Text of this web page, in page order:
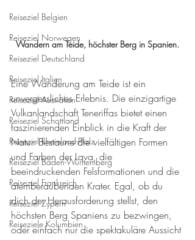
Reiseziel Belgien
Reiseziel Norwegen
Reiseziel Deutschland
Reiseziel Italien
Reiseziel Australien
Reiseziel Schottland
Reiseziel Rheinland-Pfalz
Reiseziel Baden-Württemberg
Reiseziel Frankreich
Reiseziel Zypern
Reiseziele Kolumbien
Wandern am Teide, höchster Berg in Spanien.
Eine Wanderung am Teide ist ein
unvergessliches Erlebnis. Die einzigartige
Vulkanlandschaft Teneriffas bietet einen
faszinierenden Einblick in die Kraft der
Natur. Bestaune die vielfältigen Formen
und Farben der Lava, die
beeindruckenden Felsformationen und die
atemberaubenden Krater. Egal, ob du
dich der Herausforderung stellst, den
höchsten Berg Spaniens zu bezwingen,
oder einfach nur die spektakuläre Aussicht